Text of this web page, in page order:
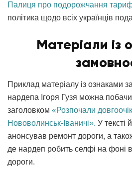
Палиця про подорожчання
політика щодо всіх українців
Матеріали із
Приклад матеріалу із ознаками
нардепа Ігоря Гузя можна
заголовком «Розпочали
Нововолинськ-Іваничі». У тексті
анонсував ремонт дороги, а
де нардеп робить селфі на фоні
дороги.